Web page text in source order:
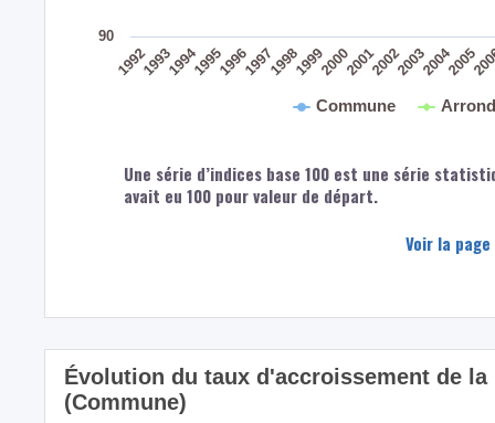
Commune
19921993199419951996199719981999200020012002200320042005
90
Une série d’indices base 100 est une série
avait eu 100 pour valeur de départ.
Voir la
Évolution du taux d'accroissement de la
(Commune)